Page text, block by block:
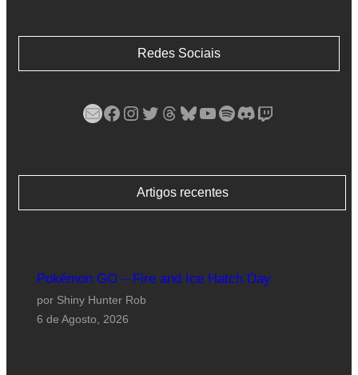
Redes Sociais
Mail Facebook Instagram Twitter Threads Bluesky YouTube Spotify Discord Twitch
Artigos recentes
Pokémon GO – Fire and Ice Hatch Day
por Shiny Hunter Rob
6 de Agosto, 2026